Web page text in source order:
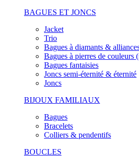
BAGUES ET JONCS
Jacket
Trio
Bagues à diamants &
Bagues à pierres de couleurs
Bagues fantaisies
Joncs semi-éternité & éternité
Joncs
BIJOUX FAMILIAUX
Bagues
Bracelets
Colliers & pendentifs
BOUCLES